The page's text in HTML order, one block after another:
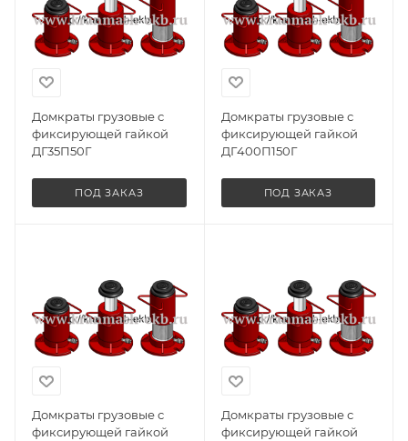
Домкраты грузовые с
фиксирующей гайкой
ДГ35П50Г
ПОД ЗАКАЗ
Домкраты грузовые с
фиксирующей гайкой
ДГ400П150Г
ПОД ЗАКАЗ
Домкраты грузовые с
фиксирующей гайкой
Домкраты грузовые с
фиксирующей гайкой